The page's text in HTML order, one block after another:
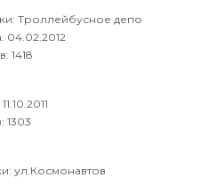
Троллейбусное депо
04.02.2012
1418
11.10.2011
1303
ул.Космонавтов